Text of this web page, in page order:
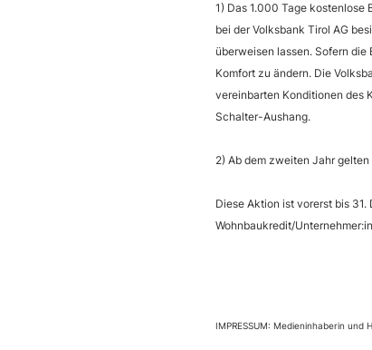
1) Das 1.000 Tage kostenlose
bei der Volksbank Tirol AG
überweisen lassen. Sofern
Komfort zu ändern. Die
vereinbarten Konditionen des
Schalter-Aushang.
2) Ab dem zweiten Jahr
Diese Aktion ist vorerst bis
Wohnbaukredit/
IMPRESSUM: Medieninhaberin und